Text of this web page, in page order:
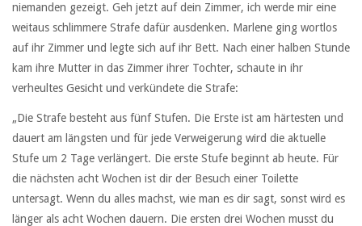
niemanden gezeigt. Geh jetzt auf dein Zimmer, ich werde mir eine
weitaus schlimmere Strafe dafür ausdenken. Marlene ging wortlos
auf ihr Zimmer und legte sich auf ihr Bett. Nach einer halben Stunde
kam ihre Mutter in das Zimmer ihrer Tochter, schaute in ihr
verheultes Gesicht und verkündete die Strafe:
„Die Strafe besteht aus fünf Stufen. Die Erste ist am härtesten und
dauert am längsten und für jede Verweigerung wird die aktuelle
Stufe um 2 Tage verlängert. Die erste Stufe beginnt ab heute. Für
die nächsten acht Wochen ist dir der Besuch einer Toilette
untersagt. Wenn du alles machst, wie man es dir sagt, sonst wird es
länger als acht Wochen dauern. Die ersten drei Wochen musst du